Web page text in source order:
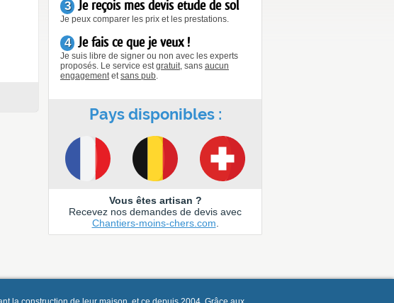
3 Je reçois mes devis etude de sol
Je peux comparer les prix et les prestations.
4 Je fais ce que je veux !
Je suis libre de signer ou non avec les experts
proposés. Le service est gratuit , sans aucun
engagement et sans pub
Pays disponibles :
Vous êtes artisan ?
Recevez nos demandes de devis avec
Chantiers-moins-chers.com